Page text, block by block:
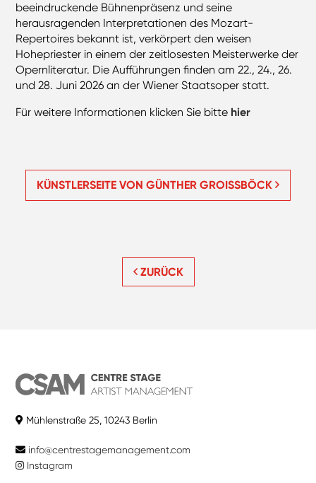
beeindruckende Bühnenpräsenz und seine
herausragenden Interpretationen des Mozart-
Repertoires bekannt ist, verkörpert den weisen
Hohepriester in einem der zeitlosesten Meisterwerke der
Opernliteratur. Die Aufführungen finden am 22., 24., 26.
und 28. Juni 2026 an der Wiener Staatsoper statt.
Für weitere Informationen klicken Sie bitte hier
KÜNSTLERSEITE VON GÜNTHER GROISSBÖCK
ZURÜCK
Mühlenstraße 25, 10243 Berlin
info@centrestagemanagement.com
Instagram